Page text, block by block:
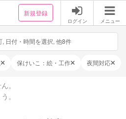
新規登録
ログイン メニュー
日付・時間を選択, 他8件
保けいこ：絵・工作 夜間対応
。
。